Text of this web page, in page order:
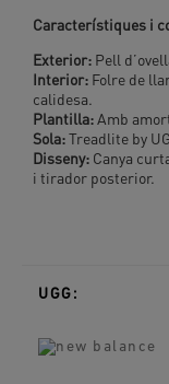
Característiques i
Exterior: Pell
Interior: Folre de
calidesa.
Plantilla:Amb
Sola:Treadlite by
Disseny: Canya
i tirador posterior.
UGG: